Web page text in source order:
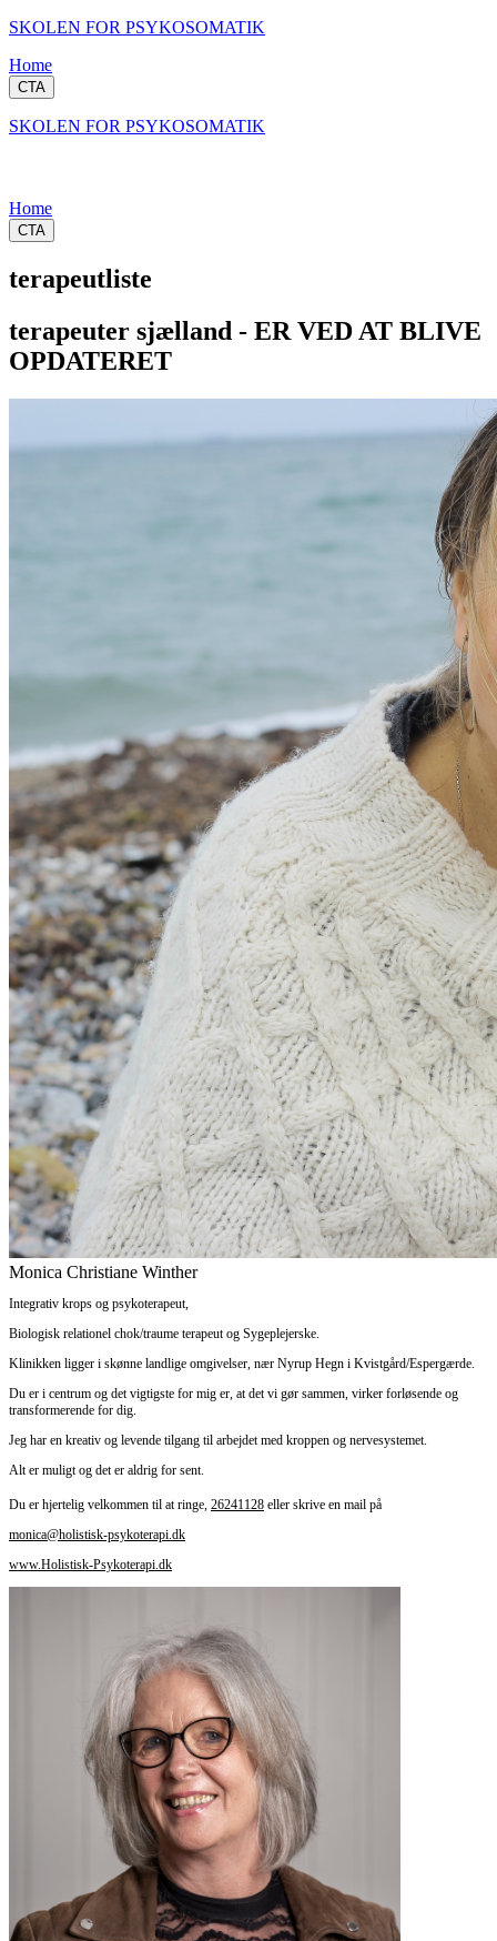
SKOLEN FOR PSYKOSOMATIK
Home
CTA
SKOLEN FOR PSYKOSOMATIK
Home
CTA
terapeutliste
terapeuter sjælland - ER VED AT BLIVE
OPDATERET
Monica Christiane Winther
Integrativ krops og psykoterapeut,
Biologisk relationel chok/traume terapeut og Sygeplejerske.
Klinikken ligger i skønne landlige omgivelser, nær Nyrup Hegn i Kvistgård/Espergærde.
Du er i centrum og det vigtigste for mig er, at det vi gør sammen, virker forløsende og
transformerende for dig.
Jeg har en kreativ og levende tilgang til arbejdet med kroppen og nervesystemet.
Alt er muligt og det er aldrig for sent.
Du er hjertelig velkommen til at ringe, 26241128 eller skrive en mail på
monica@holistisk-psykoterapi.dk
www.Holistisk-Psykoterapi.dk